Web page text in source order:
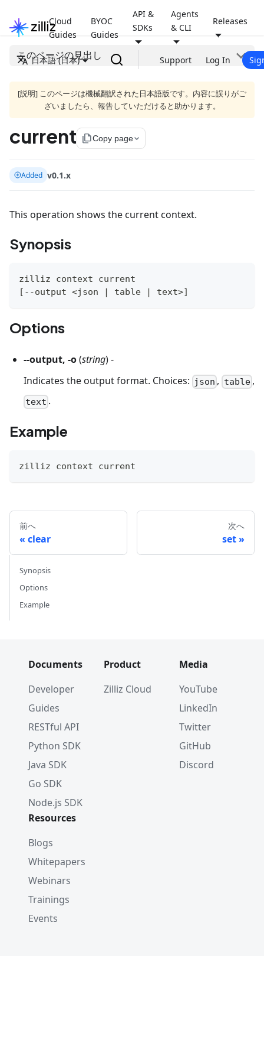
Cloud
Guides
BYOC
Guides
API &
SDKs
Agents
& CLI
Releases
日本語 (日本) Support Log In
このページの見出し
[説明] このページは機械翻訳された日本語版です。内容に誤りがご
ざいましたら、報告していただけると助かります。
current file_copyCopy page
Added v0.1.x
This operation shows the current context.
Synopsis
zilliz context current
[ --output <json | table | text>]
Options
--output, -o(string) -
Indicates the output format. Choices: json , table,
text .
Example
zilliz context current
前へ
clear
次へ
set
Synopsis
Options
Example
Documents
Developer
Guides
RESTful API
Python SDK
Java SDK
Go SDK
Node.js SDK
Product
Zilliz Cloud
Media
YouTube
LinkedIn
Twitter
GitHub
Discord
Resources
Blogs
Whitepapers
Webinars
Trainings
Events